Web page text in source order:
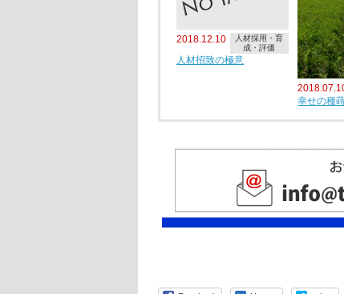
2018.12.10
人材採用・育
成・評価
人材招致の極意
幸せの種